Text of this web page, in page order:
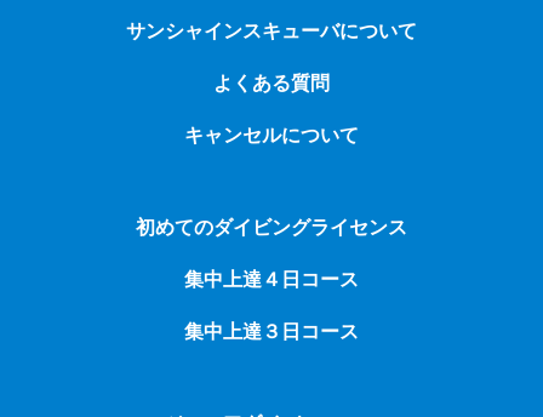
サンシャインスキューバについて
よくある質問
キャンセルについて
初めてのダイビングライセンス
集中上達４日コース
集中上達３日コース